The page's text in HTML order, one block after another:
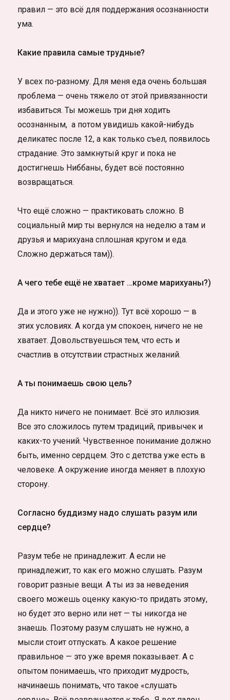
правил — это всё для поддержания осознанности
ума.
Какие правила самые трудные?
У всех по-разному. Для меня еда очень большая
проблема — очень тяжело от этой привязанности
избавиться. Ты можешь три дня ходить
осознанным, а потом увидишь какой-нибудь
деликатес после 12, а как только съел, появилось
страдание. Это замкнутый круг и пока не
достигнешь Ниббаны, будет всё постоянно
возвращаться.
Что ещё сложно — практиковать сложно. В
социальный мир ты вернулся на неделю а там и
друзья и марихуана сплошная кругом и еда.
Сложно держаться там)).
А чего тебе ещё не хватает …кроме марихуаны?)
Да и этого уже не нужно)). Тут всё хорошо — в
этих условиях. А когда ум спокоен, ничего не не
хватает. Довольствуешься тем, что есть и
счастлив в отсутствии страстных желаний.
А ты понимаешь свою цель?
Да никто ничего не понимает. Всё это иллюзия.
Все это сложилось путем традиций, привычек и
каких-то учений. Чувственное понимание должно
быть, именно сердцем. Это с детства уже есть в
человеке. А окружение иногда меняет в плохую
сторону.
Согласно буддизму надо слушать разум или
сердце?
Разум тебе не принадлежит. А если не
принадлежит, то как его можно слушать. Разум
говорит разные вещи. А ты из за неведения
своего можешь оценку какую-то придать этому,
но будет это верно или нет — ты никогда не
знаешь. Поэтому разум слушать не нужно, а
мысли стоит отпускать. А какое решение
правильное — это уже время показывает. А с
опытом понимаешь, что приходит мудрость,
начинаешь понимать, что такое «слушать